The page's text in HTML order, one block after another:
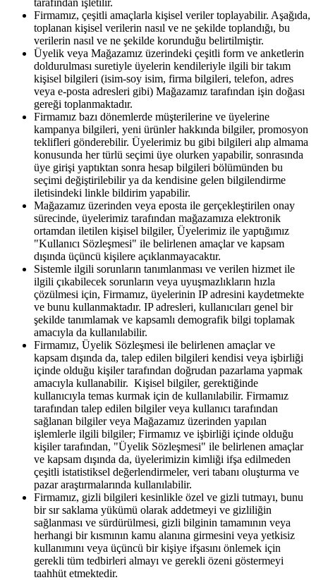
Firmamız, çeşitli amaçlarla kişisel veriler toplayabilir. Aşağıda,
toplanan kişisel verilerin nasıl ve ne şekilde toplandığı, bu
verilerin nasıl ve ne şekilde korunduğu belirtilmiştir.
Üyelik veya Mağazamız üzerindeki çeşitli form ve anketlerin
doldurulması suretiyle üyelerin kendileriyle ilgili bir takım
kişisel bilgileri (isim-soy isim, firma bilgileri, telefon, adres
veya e-posta adresleri gibi) Mağazamız tarafından işin doğası
gereği toplanmaktadır.
Firmamız bazı dönemlerde müşterilerine ve üyelerine
kampanya bilgileri, yeni ürünler hakkında bilgiler, promosyon
teklifleri gönderebilir. Üyelerimiz bu gibi bilgileri alıp almama
konusunda her türlü seçimi üye olurken yapabilir, sonrasında
üye girişi yaptıktan sonra hesap bilgileri bölümünden bu
seçimi değiştirilebilir ya da kendisine gelen bilgilendirme
iletisindeki linkle bildirim yapabilir.
Mağazamız üzerinden veya eposta ile gerçekleştirilen onay
sürecinde, üyelerimiz tarafından mağazamıza elektronik
ortamdan iletilen kişisel bilgiler, Üyelerimiz ile yaptığımız
"Kullanıcı Sözleşmesi" ile belirlenen amaçlar ve kapsam
dışında üçüncü kişilere açıklanmayacaktır.
Sistemle ilgili sorunların tanımlanması ve verilen hizmet ile
ilgili çıkabilecek sorunların veya uyuşmazlıkların hızla
çözülmesi için, Firmamız, üyelerinin IP adresini kaydetmekte
ve bunu kullanmaktadır. IP adresleri, kullanıcıları genel bir
şekilde tanımlamak ve kapsamlı demografik bilgi toplamak
amacıyla da kullanılabilir.
Firmamız, Üyelik Sözleşmesi ile belirlenen amaçlar ve
kapsam dışında da, talep edilen bilgileri kendisi veya işbirliği
içinde olduğu kişiler tarafından doğrudan pazarlama yapmak
amacıyla kullanabilir. Kişisel bilgiler, gerektiğinde
kullanıcıyla temas kurmak için de kullanılabilir. Firmamız
tarafından talep edilen bilgiler veya kullanıcı tarafından
sağlanan bilgiler veya Mağazamız üzerinden yapılan
işlemlerle ilgili bilgiler; Firmamız ve işbirliği içinde olduğu
kişiler tarafından, "Üyelik Sözleşmesi" ile belirlenen amaçlar
ve kapsam dışında da, üyelerimizin kimliği ifşa edilmeden
çeşitli istatistiksel değerlendirmeler, veri tabanı oluşturma ve
pazar araştırmalarında kullanılabilir.
Firmamız, gizli bilgileri kesinlikle özel ve gizli tutmayı, bunu
bir sır saklama yükümü olarak addetmeyi ve gizliliğin
sağlanması ve sürdürülmesi, gizli bilginin tamamının veya
herhangi bir kısmının kamu alanına girmesini veya yetkisiz
kullanımını veya üçüncü bir kişiye ifşasını önlemek için
gerekli tüm tedbirleri almayı ve gerekli özeni göstermeyi
taahhüt etmektedir.